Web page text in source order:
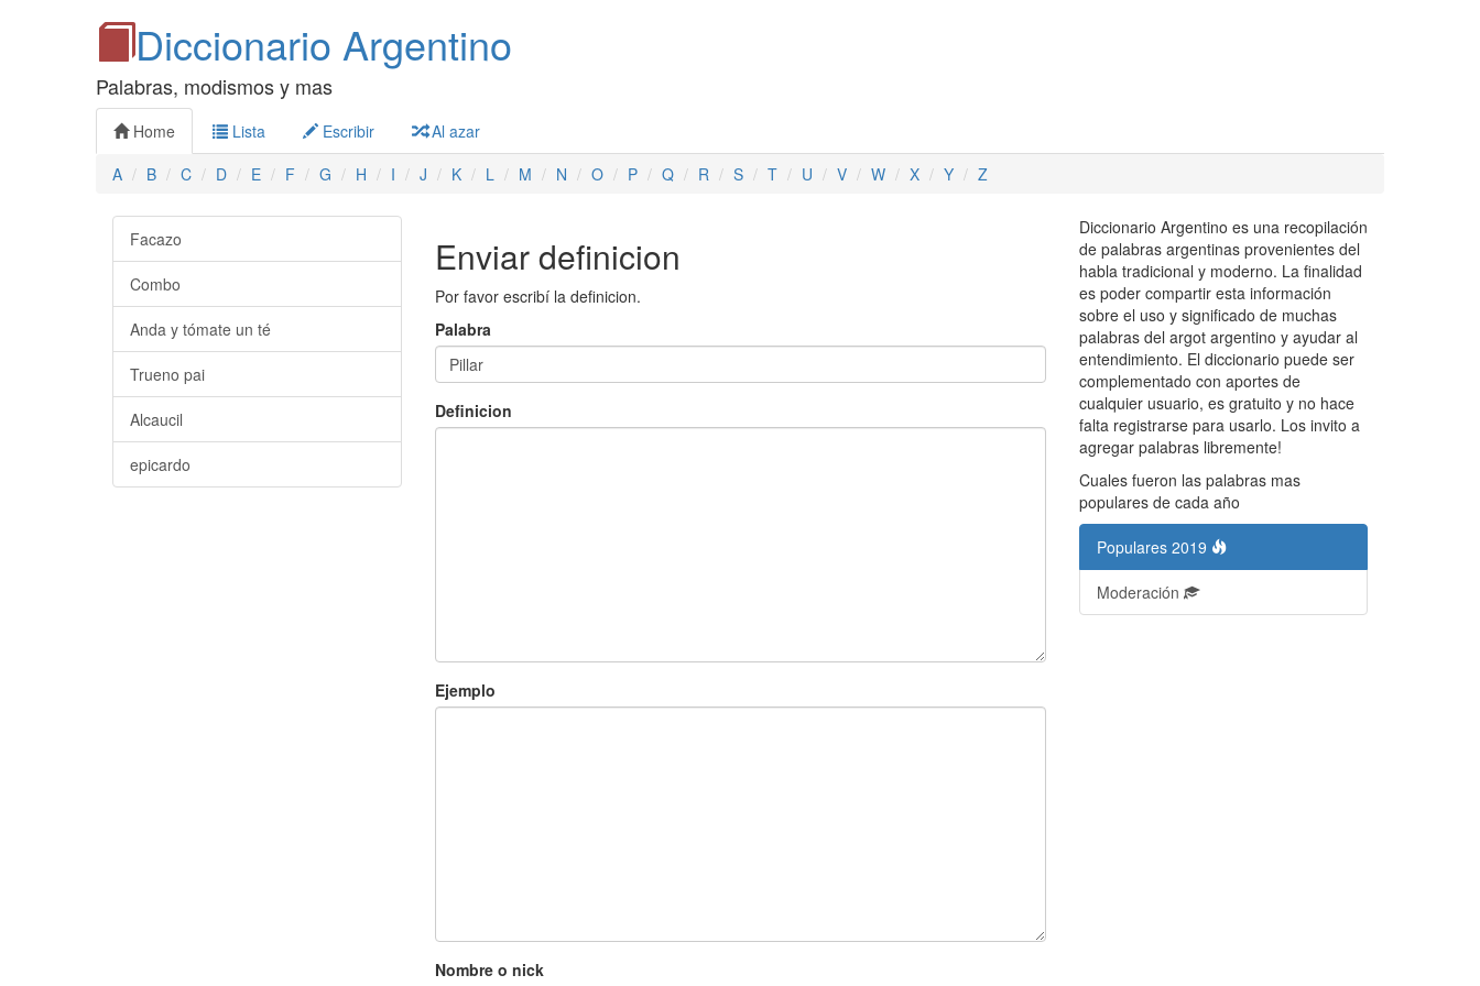
Diccionario Argentino
Palabras, modismos y mas
Home Lista Escribir
Al azar
A
B C D E F G H I J K L M N O P Q R S T U V W X Y Z
Enviar definicion
Por favor escribí la definicion.
Palabra
Definicion
Ejemplo
Nombre o nick
Facazo
Combo
Anda y tómate un té
Trueno pai
Alcaucil
epicardo
Diccionario Argentino es una recopilación
de palabras argentinas provenientes del
habla tradicional y moderno. La finalidad
es poder compartir esta información
sobre el uso y significado de muchas
palabras del argot argentino y ayudar al
entendimiento. El diccionario puede ser
complementado con aportes de
cualquier usuario, es gratuito y no hace
falta registrarse para usarlo. Los invito a
agregar palabras libremente!
Cuales fueron las palabras mas
populares de cada año
Populares 2019
Moderación